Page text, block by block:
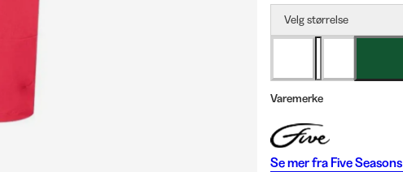
Velg størrelse
Varemerke
Se mer fra Five Seasons